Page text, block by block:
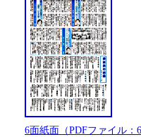
6面紙面（PDFファイル：